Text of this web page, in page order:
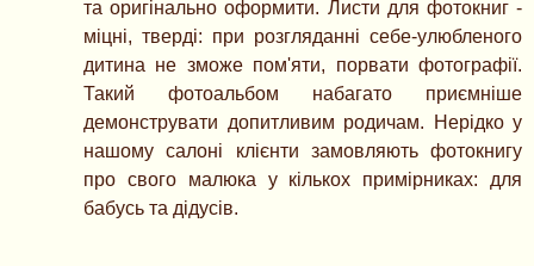
та оригінально оформити. Листи для фотокниг -
міцні, тверді: при розгляданні себе-улюбленого
дитина не зможе пом'яти, порвати фотографії.
Такий фотоальбом набагато приємніше
демонструвати допитливим родичам. Нерідко у
нашому салоні клієнти замовляють фотокнигу
про свого малюка у кількох примірниках: для
бабусь та дідусів.